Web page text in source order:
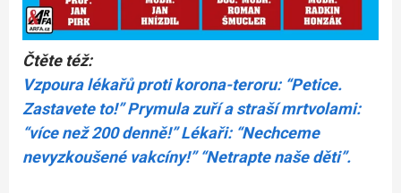
Čtěte též:
Vzpoura lékařů proti korona-teroru: “Petice.
Zastavete to!” Prymula zuří a straší mrtvolami:
“více než 200 denně!” Lékaři: “Nechceme
nevyzkoušené vakcíny!” “Netrapte naše děti”.